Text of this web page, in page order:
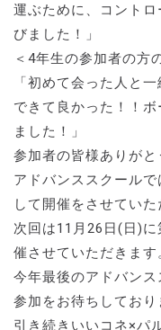
運ぶために、コント
びました！」
＜4年生の参加者の方
「初めて会った人と
できて良かった！！
ました！」
参加者の皆様ありがと
アドバンススクール
して開催をさせていた
次回は11月26日(日)
催させていただきます
今年最後のアドバン
参加をお待ちしており
引き続きいいコネ×パ